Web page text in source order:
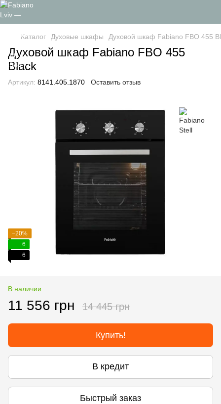
Каталог Духовые шкафы Духовой шкаф Fabiano FBO 455
Духовой шкаф Fabiano FBO 455
Black
Артикул: 8141.405.1870 Оставить отзыв
−20%
6
6
В наличии
11 556 грн 14 445 грн
Купить!
В кредит
Быстрый заказ